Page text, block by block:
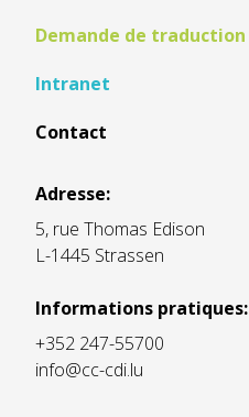
Demande de traduction
Intranet
Contact
Adresse:
5, rue Thomas Edison
L-1445 Strassen
Informations pratiques:
+352 247-55700
info@cc-cdi.lu